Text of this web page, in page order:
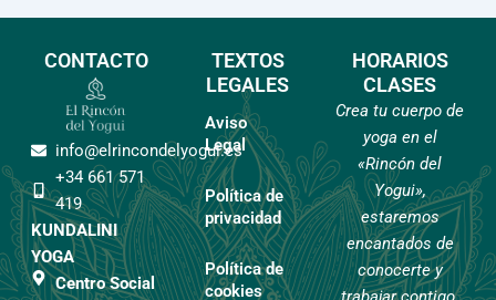
CONTACTO
info@elrincondelyogui.es
+34 661 571
419
KUNDALINI
YOGA
Centro Social
TEXTOS
LEGALES
Aviso
Legal
Política de
privacidad
Política de
cookies
HORARIOS
CLASES
Crea tu cuerpo de
yoga en el
«Rincón del
Yogui»,
estaremos
encantados de
conocerte y